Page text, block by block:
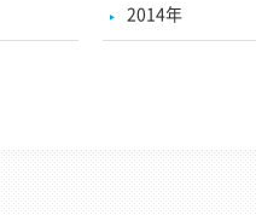
2014年